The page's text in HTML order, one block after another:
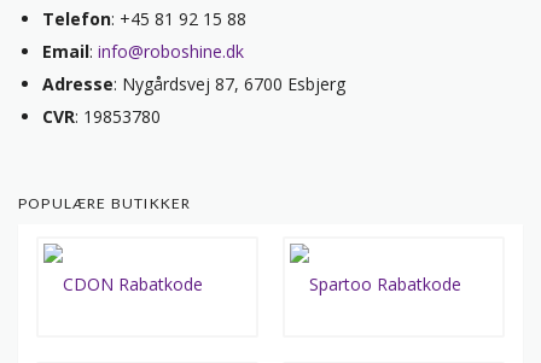
Telefon: +45 81 92 15 88
Email: info@roboshine.dk
Adresse: Nygårdsvej 87, 6700 Esbjerg
CVR: 19853780
POPULÆRE BUTIKKER